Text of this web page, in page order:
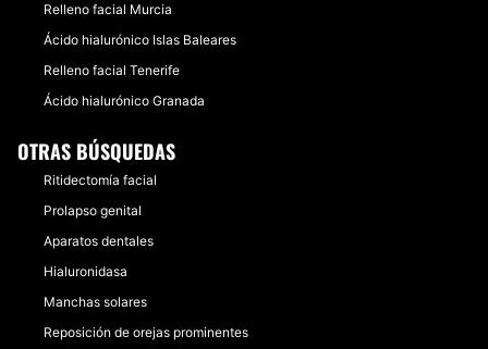
Relleno facial Murcia
Ácido hialurónico Islas Baleares
Relleno facial Tenerife
Ácido hialurónico Granada
OTRAS BÚSQUEDAS
Ritidectomía facial
Prolapso genital
Aparatos dentales
Hialuronidasa
Manchas solares
Reposición de orejas prominentes